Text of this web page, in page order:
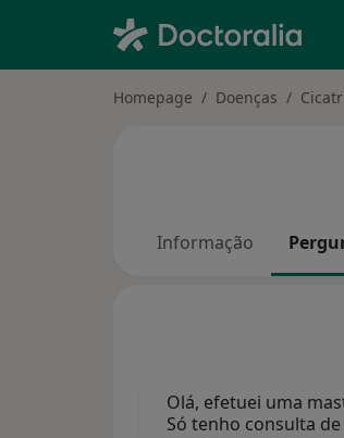
Homepage Doenças
Informação
Olá, efetuei uma
Só tenho consulta